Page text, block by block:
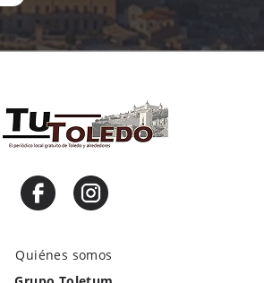
Quiénes somos